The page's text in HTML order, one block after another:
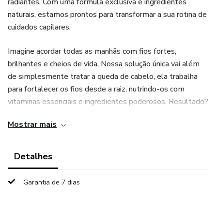
naturais, estamos prontos para transformar a sua rotina de
cuidados capilares.
Imagine acordar todas as manhãs com fios fortes,
brilhantes e cheios de vida. Nossa solução única vai além
de simplesmente tratar a queda de cabelo, ela trabalha
para fortalecer os fios desde a raiz, nutrindo-os com
vitaminas essenciais e ingredientes poderosos. Resultado?
do Cabelo Saudável, você vai redescobrir a confiança e a
cuidadosamente desenvolvida combina o melhor da
Mostrar mais
Detalhes
Garantia de 7 dias